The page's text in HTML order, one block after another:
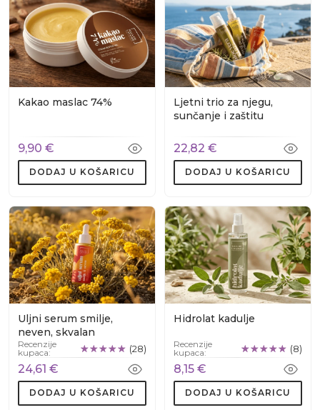
Kakao maslac 74%
9,90 €
DODAJ U KOŠARICU
Ljetni trio za njegu,
sunčanje i zaštitu
22,82 €
DODAJ U KOŠARICU
Uljni serum smilje,
neven, skvalan
Recenzije
kupaca:
(28)
24,61 €
DODAJ U KOŠARICU
Hidrolat kadulje
Recenzije
kupaca:
(8)
8,15 €
DODAJ U KOŠARICU